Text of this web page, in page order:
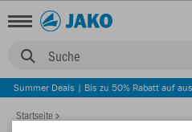
Suche
Summer Deals | Bis zu 50% Rabatt auf
Startseite